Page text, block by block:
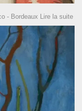
- Bordeaux Lire la suite